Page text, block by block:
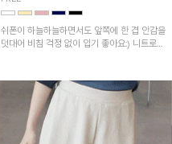
쉬폰이 하늘하늘하면서도 앞쪽에 한 겹 안감을
덧대어 비침 걱정 없이 입기 좋아요:) 니트로